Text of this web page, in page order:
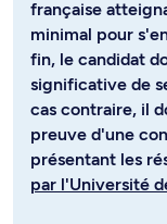
française
minimal pour
fin, le candidat
significative de
cas contraire, il
preuve d'une
présentant les
par l'Université